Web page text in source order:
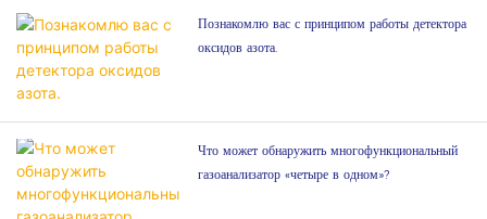
Познакомлю вас с принципом работы детектора
оксидов азота.
Что может обнаружить многофункциональный
газоанализатор «четыре в одном»?